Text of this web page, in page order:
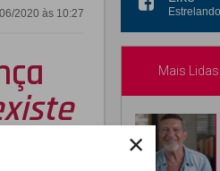
×
2020 às 10:27 Estrelando
Mais Lidas